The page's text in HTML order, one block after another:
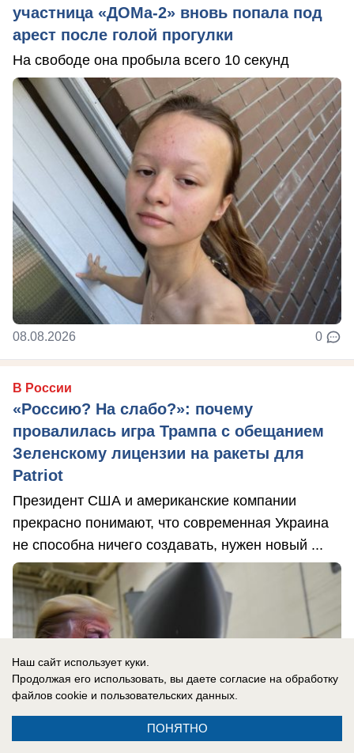
участница «ДОМа-2» вновь попала под
арест после голой прогулки
На свободе она пробыла всего 10 секунд
08.08.2026 0
В России
«Россию? На слабо?»: почему
провалилась игра Трампа с обещанием
Зеленскому лицензии на ракеты для
Patriot
Президент США и американские компании
прекрасно понимают, что современная Украина
не способна ничего создавать, нужен новый ...
Наш сайт использует куки.
Продолжая его использовать, вы даете согласие на обработку
файлов cookie и пользовательских данных.
ПОНЯТНО